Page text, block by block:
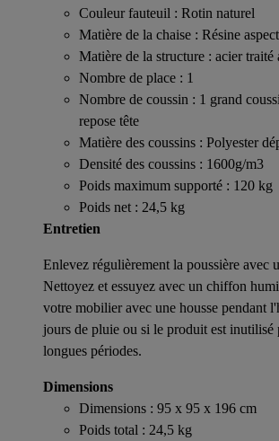
Couleur fauteuil : Rotin naturel
Matière de la chaise : Résine
Matière de la structure : acier traité
Nombre de place : 1
Nombre de coussin : 1 grand
repose tête
Matière des coussins : Polyester
Densité des coussins : 1600g/m3
Poids maximum supporté : 120 kg
Poids net : 24,5 kg
Entretien
Enlevez régulièrement la poussière avec
Nettoyez et essuyez avec un chiffon
votre mobilier avec une housse pendant
jours de pluie ou si le produit est inutilisé
longues périodes.
Dimensions
Dimensions : 95 x 95 x 196 cm
Poids total : 24,5 kg